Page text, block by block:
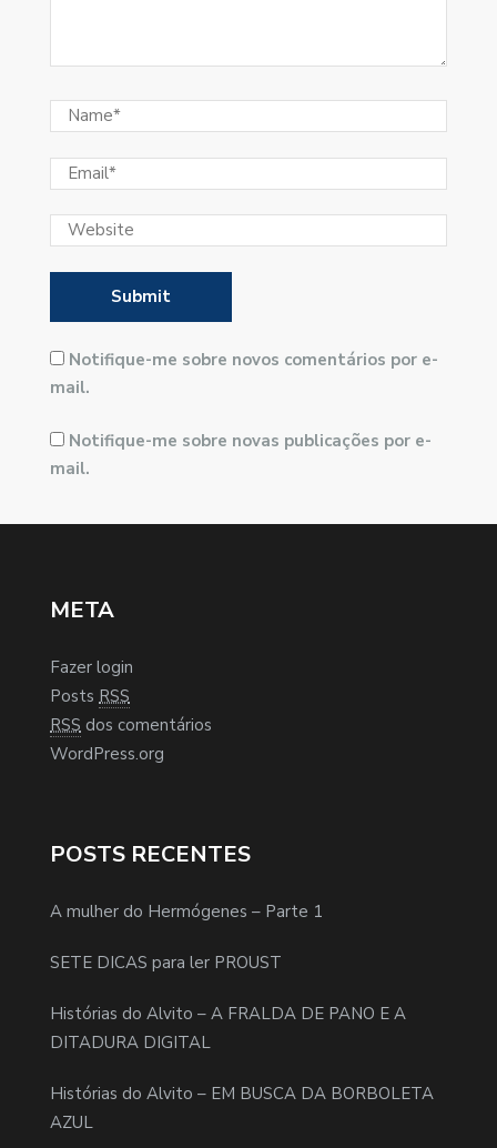
Notifique-me sobre novos comentários por e-
mail.
Notifique-me sobre novas publicações por e-
mail.
META
Fazer login
Posts RSS
RSS dos comentários
WordPress.org
POSTS RECENTES
A mulher do Hermógenes – Parte 1
SETE DICAS para ler PROUST
Histórias do Alvito – A FRALDA DE PANO E A
DITADURA DIGITAL
Histórias do Alvito – EM BUSCA DA BORBOLETA
AZUL